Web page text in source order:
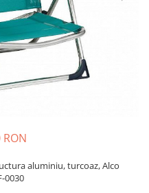
aluminiu, turcoaz, Alco
0030